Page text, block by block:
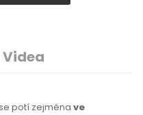
Videa
potí zejména ve